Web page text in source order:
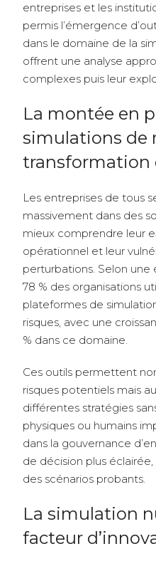
entreprises et les
permis l’émergence
dans le domaine de la
offrent une analyse
complexes puis leur
La montée en
simulations de
transformation
Les entreprises de tous
massivement dans des
mieux comprendre leur
opérationnel et leur
perturbations. Selon une
78 % des organisations
plateformes de
risques, avec une
% dans ce domaine.
Ces outils permettent
risques potentiels mais
différentes stratégies
physiques ou humains
dans la gouvernance
de décision plus
des scénarios probants.
La simulation
facteur